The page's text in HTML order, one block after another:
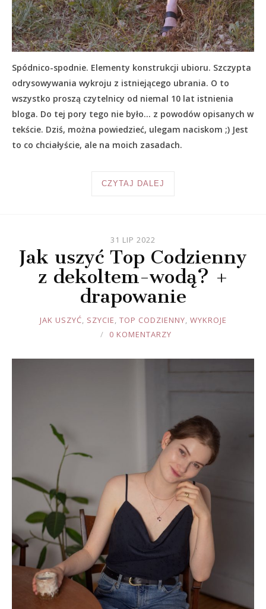
Spódnico-spodnie. Elementy konstrukcji ubioru. Szczypta
odrysowywania wykroju z istniejącego ubrania. O to
wszystko proszą czytelnicy od niemal 10 lat istnienia
bloga. Do tej pory tego nie było… z powodów opisanych w
tekście. Dziś, można powiedzieć, ulegam naciskom ;) Jest
to co chciałyście, ale na moich zasadach.
CZYTAJ DALEJ
31 LIP 2022
Jak uszyć Top Codzienny
z dekoltem-wodą? +
drapowanie
JOULE
JAK USZYĆ, SZYCIE, TOP CODZIENNY, WYKROJE
0 KOMENTARZY